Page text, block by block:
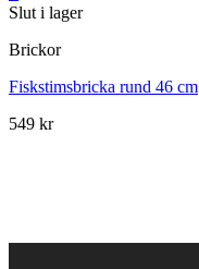
Slut i lager
Brickor
Fiskstimsbricka rund 46 cm
549 kr